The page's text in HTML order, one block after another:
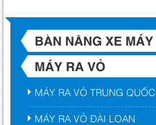
BÀN NÂNG XE MÁY
MÁY RA VỎ
MÁY RA VỎ TRUNG QUỐC
MÁY RA VỎ ĐÀI LOAN